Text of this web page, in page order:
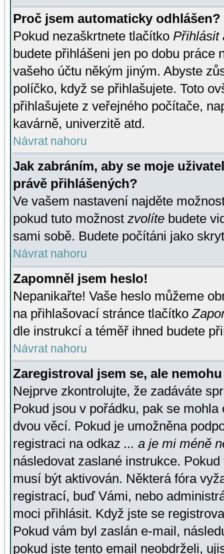
Proč jsem automaticky odhlášen?
Pokud nezaškrtnete tlačítko Přihlásit
budete přihlášeni jen po dobu práce
vašeho účtu někým jiným. Abyste
políčko, když se přihlašujete. Toto
přihlašujete z veřejného počítače,
kavárně, univerzitě atd.
Návrat nahoru
Jak zabráním, aby se moje
právě přihlášených?
Ve vašem nastavení najděte
pokud tuto možnost zvolíte budete
sami sobě. Budete počítáni jako
Návrat nahoru
Zapomněl jsem heslo!
Nepanikařte! Vaše heslo můžeme
na přihlašovací stránce tlačítko
dle instrukcí a téměř ihned budete
Návrat nahoru
Zaregistroval jsem se, ale
Nejprve zkontrolujte, že zadáváte
Pokud jsou v pořádku, pak se
dvou věcí. Pokud je umožněna
registraci na odkaz ... a je mi méně
následovat zaslané instrukce.
musí být aktivován. Některá fóra
registrací, buď Vámi, nebo
moci přihlásit. Když jste se
Pokud vám byl zaslán e-mail,
pokud jste tento email neobdrželi,